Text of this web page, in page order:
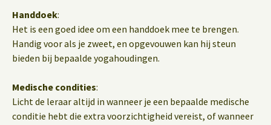
Handdoek:
Het is een goed idee om een handdoek mee te brengen.
Handig voor als je zweet, en opgevouwen kan hij steun
bieden bij bepaalde yogahoudingen.
Medische condities:
Licht de leraar altijd in wanneer je een bepaalde medische
conditie hebt die extra voorzichtigheid vereist, of wanneer